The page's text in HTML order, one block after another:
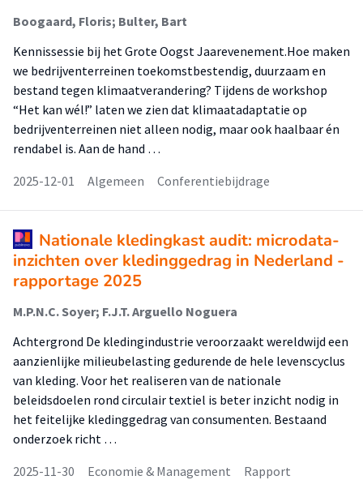
Boogaard, Floris; Bulter, Bart
Kennissessie bij het Grote Oogst Jaarevenement.Hoe maken
we bedrijventerreinen toekomstbestendig, duurzaam en
bestand tegen klimaatverandering? Tijdens de workshop
“Het kan wél!” laten we zien dat klimaatadaptatie op
bedrijventerreinen niet alleen nodig, maar ook haalbaar én
rendabel is. Aan de hand …
2025-12-01
Algemeen Conferentiebijdrage
Nationale kledingkast audit: microdata-
inzichten over kledinggedrag in Nederland -
rapportage 2025
M.P.N.C. Soyer; F.J.T. Arguello Noguera
Achtergrond De kledingindustrie veroorzaakt wereldwijd een
aanzienlijke milieubelasting gedurende de hele levenscyclus
van kleding. Voor het realiseren van de nationale
beleidsdoelen rond circulair textiel is beter inzicht nodig in
het feitelijke kledinggedrag van consumenten. Bestaand
onderzoek richt …
2025-11-30
Economie & Management Rapport